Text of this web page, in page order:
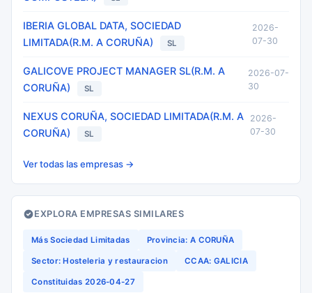
IBERIA GLOBAL DATA, SOCIEDAD
LIMITADA(R.M. A CORUÑA)
SL
2026-
07-30
GALICOVE PROJECT MANAGER SL(R.M. A
CORUÑA)
SL
2026-07-
30
NEXUS CORUÑA, SOCIEDAD LIMITADA(R.M. A
CORUÑA)
SL
2026-
07-30
Ver todas las empresas →
EXPLORA EMPRESAS SIMILARES
Más Sociedad Limitadas Provincia: A CORUÑA
Sector: Hosteleria y restauracion CCAA: GALICIA
Constituidas 2026-04-27